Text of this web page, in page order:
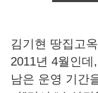
김기현 땅집고
2011년 4월인
남은 운영 기간